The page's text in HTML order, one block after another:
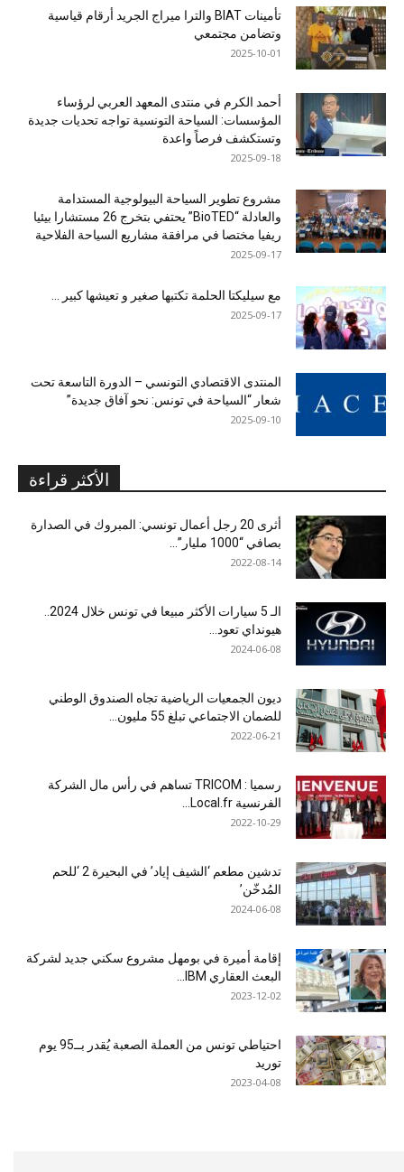
تأمينات BIAT والترا ميراج الجريد أرقام قياسية
وتضامن مجتمعي
2025-10-01
أحمد الكرم في منتدى المعهد العربي لرؤساء
المؤسسات: السياحة التونسية تواجه تحديات جديدة
وتستكشف فرصاً واعدة
2025-09-18
مشروع تطوير السياحة البيولوجية المستدامة
والعادلة “BioTED” يحتفي بتخرج 26 مستشارا بيئيا
ريفيا مختصا في مرافقة مشاريع السياحة الفلاحية
2025-09-17
مع سيليكتا الحلمة تكتبها صغير و تعيشها كبير …
2025-09-17
المنتدى الاقتصادي التونسي – الدورة التاسعة تحت
شعار “السياحة في تونس: نحو آفاق جديدة”
2025-09-10
الأكثر قراءة
أثرى 20 رجل أعمال تونسي: المبروك في الصدارة
بصافي “1000 مليار”...
2022-08-14
الـ 5 سيارات الأكثر مبيعا في تونس خلال 2024..
هيونداي تعود...
2024-06-08
ديون الجمعيات الرياضية تجاه الصندوق الوطني
للضمان الاجتماعي تبلغ 55 مليون...
2022-06-21
رسميا : TRICOM تساهم في رأس مال الشركة
الفرنسية Local.fr...
2022-10-29
تدشين مطعم ‘الشيف إياد’ في البحيرة 2 ‘للحم
المُدخّن’
2024-06-08
إقامة أميرة في بومهل مشروع سكني جديد لشركة
البعث العقاري IBM...
2023-12-02
احتياطي تونس من العملة الصعبة يُقدر بــ95 يوم
توريد
2023-04-08